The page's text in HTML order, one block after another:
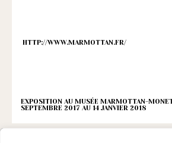
HTTP://WWW.MARMOTTAN.FR/
EXPOSITION AU MUSÉE MARMOTTAN-
SEPTEMBRE 2017 AU 14 JANVIER 2018